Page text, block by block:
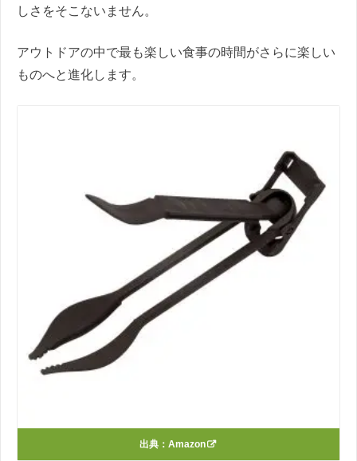
しさをそこないません。
アウトドアの中で最も楽しい食事の時間がさらに楽しい
ものへと進化します。
出典： Amazon